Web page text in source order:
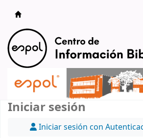
Catálogo en línea
Iniciar sesión
Iniciar sesión con